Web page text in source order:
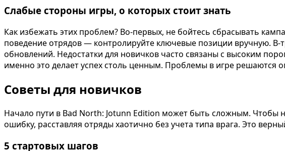
Слабые стороны игры, о которых стоит знать
Как избежать этих проблем? Во-первых, не бойтесь сбрасывать
поведение отрядов — контролируйте ключевые позиции вручную.
обновлений. Недостатки для новичков часто связаны с высоким
именно это делает успех столь ценным. Проблемы в игре решаются
Советы для новичков
Начало пути в Bad North: Jotunn Edition может быть сложным. Чтобы
ошибку, расставляя отряды хаотично без учета типа врага. Это
5 стартовых шагов